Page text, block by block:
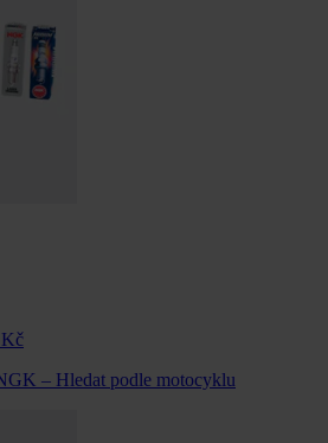
Kč
– Hledat podle motocyklu